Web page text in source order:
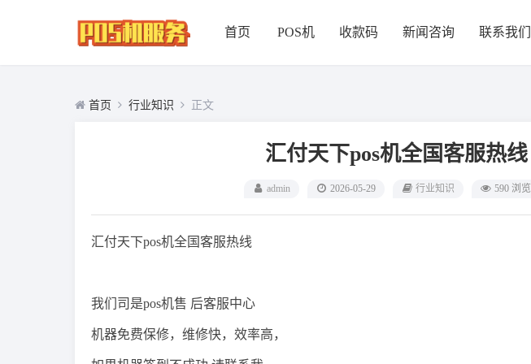
首页 POS机 收款码 新闻咨询 联系我们
首页 行业知识 正文
汇付天下pos机全国客服热线
admin 2026-05-29 行业知识 590 浏览
汇付天下pos机全国客服热线
我们司是pos机售 后客服中心
机器免费保修，维修快，效率高，